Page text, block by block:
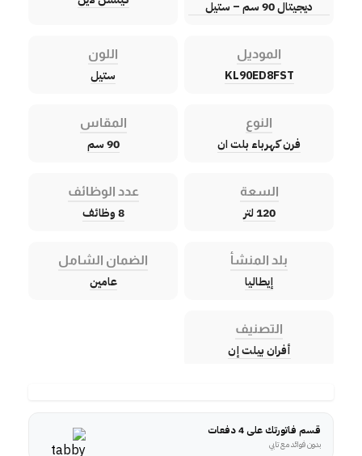
ديجيتال 90 سم – ستيل
الموديل
KL90ED8FST
اللون
ستيل
النوع
فرن كهرباء بلت ان
المقاس
90 سم
السعة
120 لتر
عدد الوظائف
8 وظائف
بلد المنشأ
إيطاليا
الضمان الشامل
عامين
التصنيف
أفران بيلت إن
قسم فاتورتك على 4 دفعات
بدون فوائد مع تابي